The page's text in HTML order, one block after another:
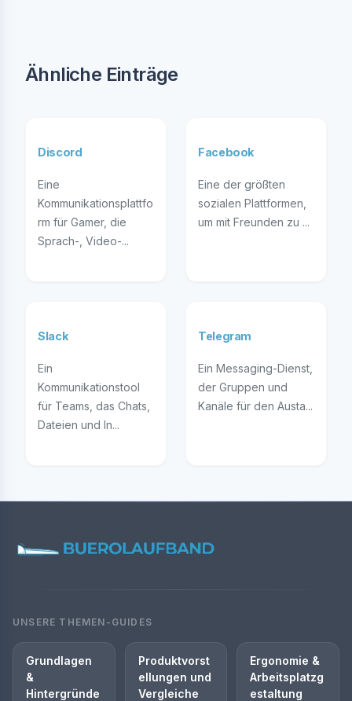
Ähnliche Einträge
Discord
Eine
Kommunikationsplattfo
rm für Gamer, die
Sprach-, Video-...
Facebook
Eine der größten
sozialen Plattformen,
um mit Freunden zu ...
Slack
Ein
Kommunikationstool
für Teams, das Chats,
Dateien und In...
Telegram
Ein Messaging-Dienst,
der Gruppen und
Kanäle für den Austa...
UNSERE THEMEN-GUIDES
Grundlagen
&
Hintergründe
Produktvorst
ellungen und
Vergleiche
Ergonomie &
Arbeitsplatzg
estaltung